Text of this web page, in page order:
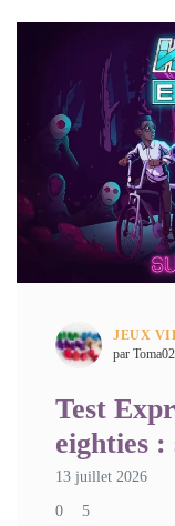
JEUX
par
Test
eighties
13 juillet 2026
0 5